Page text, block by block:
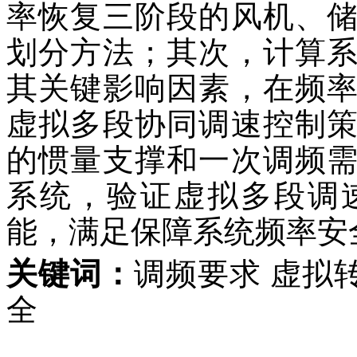
率恢复三阶段的风机、
划分方法；其次，计算
其关键影响因素，在频
虚拟多段协同调速控制
的惯量支撑和一次调频
系统，验证虚拟多段调
能，满足保障系统频率
关键词：调频要求 虚拟
全